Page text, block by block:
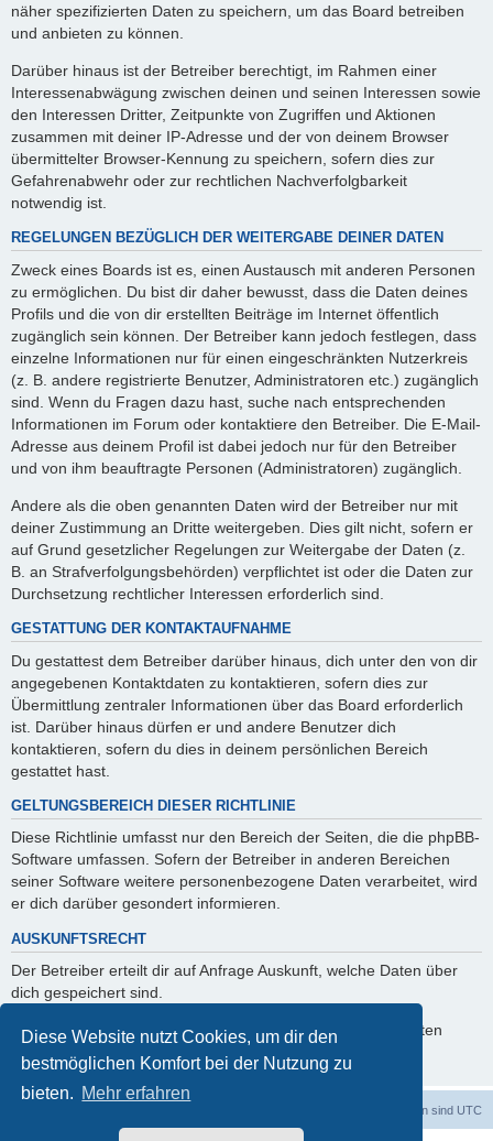
Diese Website nutzt Cookies, um dir den
bestmöglichen Komfort bei der Nutzung zu
bieten. Mehr erfahren
näher spezifizierten Daten zu speichern, um das Board betreiben
und anbieten zu können.
Darüber hinaus ist der Betreiber berechtigt, im Rahmen einer
Interessenabwägung zwischen deinen und seinen Interessen sowie
den Interessen Dritter, Zeitpunkte von Zugriffen und Aktionen
zusammen mit deiner IP-Adresse und der von deinem Browser
übermittelter Browser-Kennung zu speichern, sofern dies zur
Gefahrenabwehr oder zur rechtlichen Nachverfolgbarkeit
notwendig ist.
REGELUNGEN BEZÜGLICH DER WEITERGABE DEINER DATEN
Zweck eines Boards ist es, einen Austausch mit anderen Personen
zu ermöglichen. Du bist dir daher bewusst, dass die Daten deines
Profils und die von dir erstellten Beiträge im Internet öffentlich
zugänglich sein können. Der Betreiber kann jedoch festlegen, dass
einzelne Informationen nur für einen eingeschränkten Nutzerkreis
(z. B. andere registrierte Benutzer, Administratoren etc.) zugänglich
sind. Wenn du Fragen dazu hast, suche nach entsprechenden
Informationen im Forum oder kontaktiere den Betreiber. Die E-Mail-
Adresse aus deinem Profil ist dabei jedoch nur für den Betreiber
und von ihm beauftragte Personen (Administratoren) zugänglich.
Andere als die oben genannten Daten wird der Betreiber nur mit
deiner Zustimmung an Dritte weitergeben. Dies gilt nicht, sofern er
auf Grund gesetzlicher Regelungen zur Weitergabe der Daten (z.
B. an Strafverfolgungsbehörden) verpflichtet ist oder die Daten zur
Durchsetzung rechtlicher Interessen erforderlich sind.
GESTATTUNG DER KONTAKTAUFNAHME
Du gestattest dem Betreiber darüber hinaus, dich unter den von dir
angegebenen Kontaktdaten zu kontaktieren, sofern dies zur
Übermittlung zentraler Informationen über das Board erforderlich
ist. Darüber hinaus dürfen er und andere Benutzer dich
kontaktieren, sofern du dies in deinem persönlichen Bereich
gestattet hast.
GELTUNGSBEREICH DIESER RICHTLINIE
Diese Richtlinie umfasst nur den Bereich der Seiten, die die phpBB-
Software umfassen. Sofern der Betreiber in anderen Bereichen
seiner Software weitere personenbezogene Daten verarbeitet, wird
er dich darüber gesondert informieren.
AUSKUNFTSRECHT
Der Betreiber erteilt dir auf Anfrage Auskunft, welche Daten über
dich gespeichert sind.
Du kannst jederzeit die Löschung bzw. Sperrung deiner Daten
verlangen. Kontaktiere hierzu bitte den Betreiber.
Alle Zeiten sind UTC